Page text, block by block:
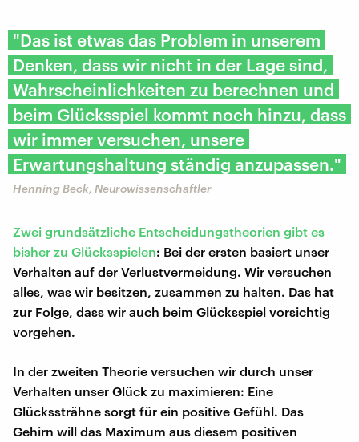
"Das ist etwas das Problem in unserem
Denken, dass wir nicht in der Lage sind,
Wahrscheinlichkeiten zu berechnen und
beim Glücksspiel kommt noch hinzu, dass
wir immer versuchen, unsere
Erwartungshaltung ständig anzupassen."
Henning Beck, Neurowissenschaftler
Zwei grundsätzliche Entscheidungstheorien gibt es
bisher zu Glücksspielen: Bei der ersten basiert unser
Verhalten auf der Verlustvermeidung. Wir versuchen
alles, was wir besitzen, zusammen zu halten. Das hat
zur Folge, dass wir auch beim Glücksspiel vorsichtig
vorgehen.
In der zweiten Theorie versuchen wir durch unser
Verhalten unser Glück zu maximieren: Eine
Glückssträhne sorgt für ein positive Gefühl. Das
Gehirn will das Maximum aus diesem positiven